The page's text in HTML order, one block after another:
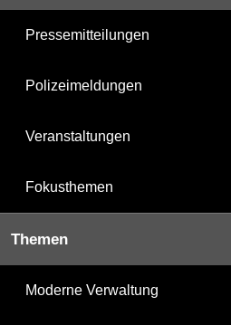
Pressemitteilungen
Polizeimeldungen
Veranstaltungen
Fokusthemen
Themen
Moderne Verwaltung